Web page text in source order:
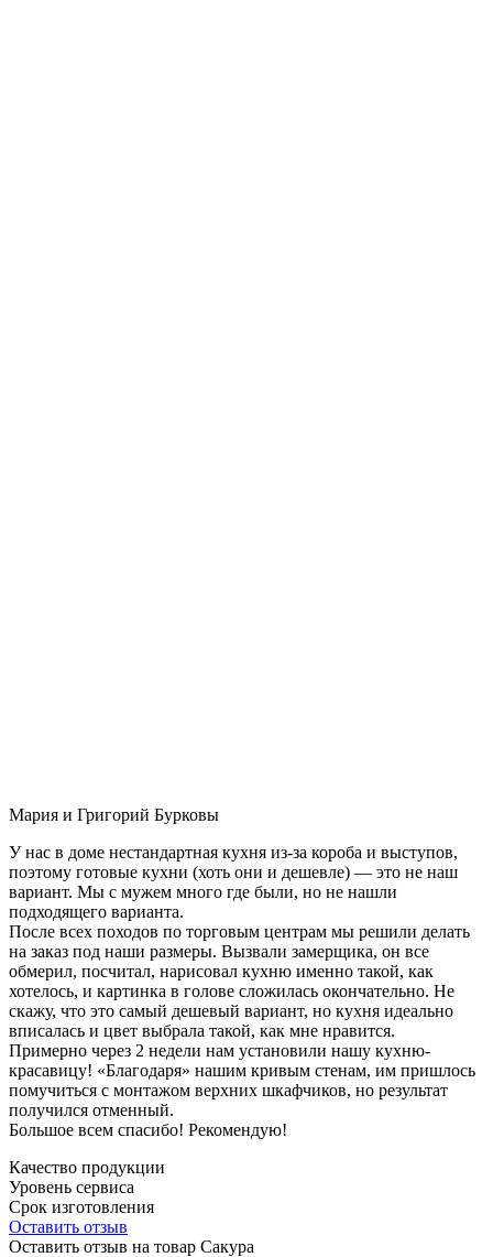
Мария и Григорий Бурковы
У нас в доме нестандартная кухня из-за короба и выступов,
поэтому готовые кухни (хоть они и дешевле) — это не наш
вариант. Мы с мужем много где были, но не нашли
подходящего варианта.
После всех походов по торговым центрам мы решили делать
на заказ под наши размеры. Вызвали замерщика, он все
обмерил, посчитал, нарисовал кухню именно такой, как
хотелось, и картинка в голове сложилась окончательно. Не
скажу, что это самый дешевый вариант, но кухня идеально
вписалась и цвет выбрала такой, как мне нравится.
Примерно через 2 недели нам установили нашу кухню-
красавицу! «Благодаря» нашим кривым стенам, им пришлось
помучиться с монтажом верхних шкафчиков, но результат
получился отменный.
Большое всем спасибо! Рекомендую!
Качество продукции
Уровень сервиса
Срок изготовления
Оставить отзыв
Оставить отзыв на товар Сакура